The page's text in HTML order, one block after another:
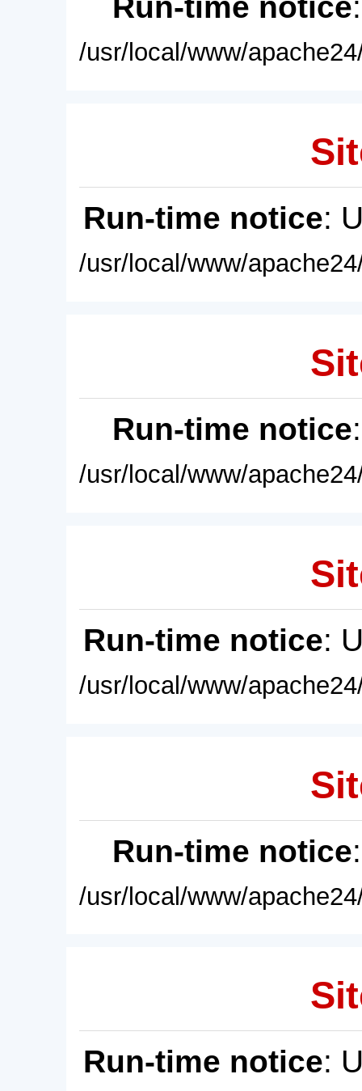
Run-time notice
/usr/local/www/
Run-time notice:
/usr/local/www/
Run-time notice
/usr/local/www/
Run-time notice:
/usr/local/www/
Run-time notice
/usr/local/www/
Run-time notice: